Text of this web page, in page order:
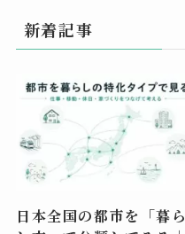
新着記事
日本全国の都市を「暮ら